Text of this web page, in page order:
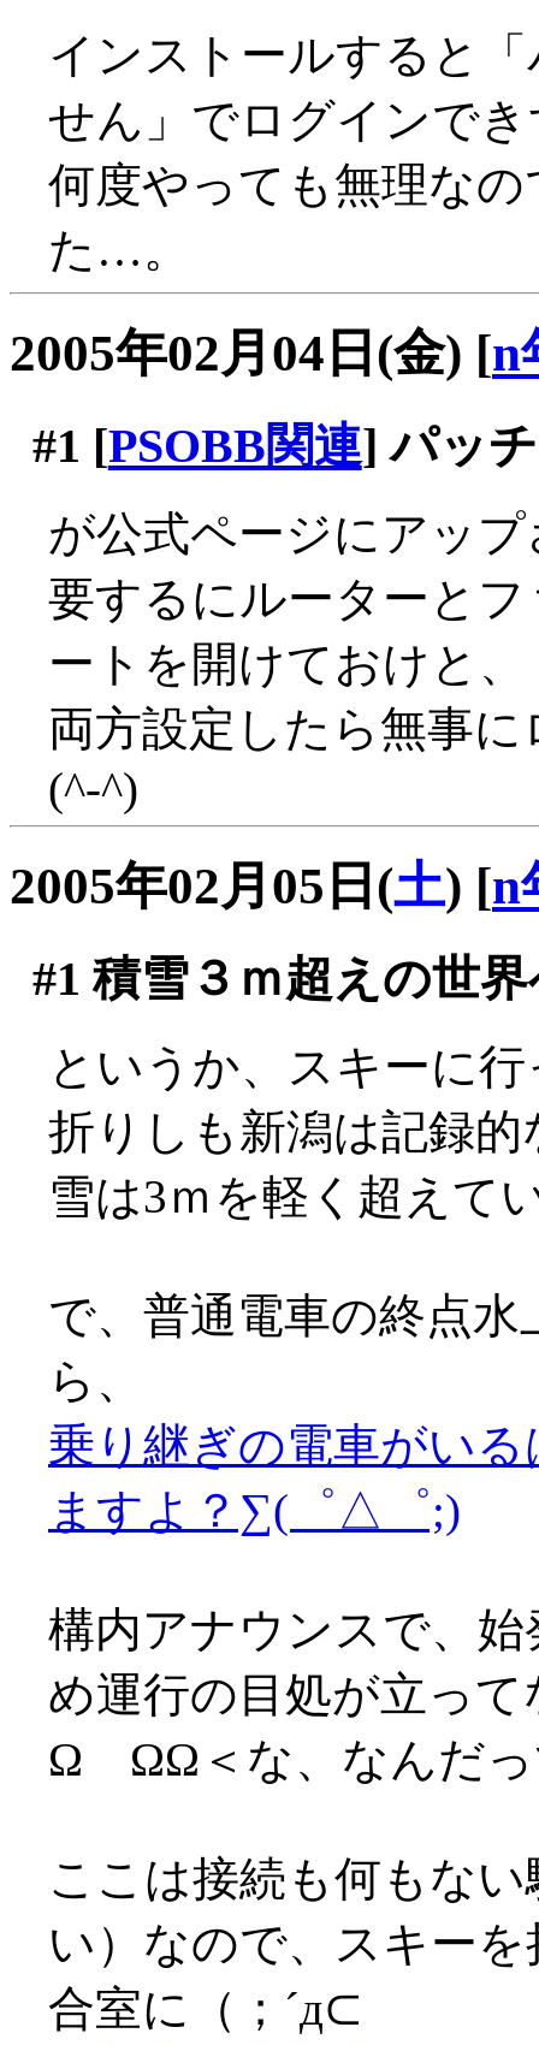
インストールすると
せん」でログインでき
何度やっても無理な
た…。
2005年02月04日(金) [n
#1 [PSOBB関連] パッ
が公式ページにアッ
要するにルーターと
ートを開けておけと、
両方設定したら無事
(^-^)
2005年02月05日(土) [n
#1 積雪３ｍ超えの世
というか、スキーに
折りしも新潟は記録
雪は3ｍを軽く超えて
で、普通電車の終点
ら、
乗り継ぎの電車がい
ますよ？∑(゜△゜;)
構内アナウンスで、
め運行の目処が立っ
Ω ΩΩ＜な、なんだっ
ここは接続も何もな
い）なので、スキー
合室に（；´д⊂